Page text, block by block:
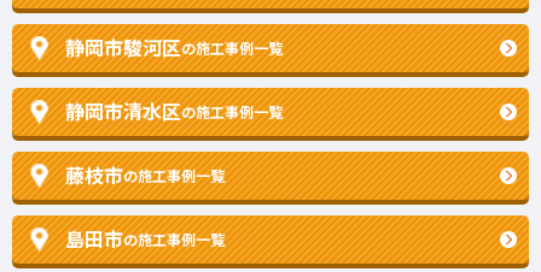
静岡市駿河区の施工事例一覧
静岡市清水区の施工事例一覧
藤枝市の施工事例一覧
島田市の施工事例一覧